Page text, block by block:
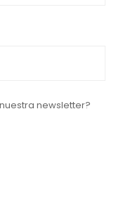
newsletter?